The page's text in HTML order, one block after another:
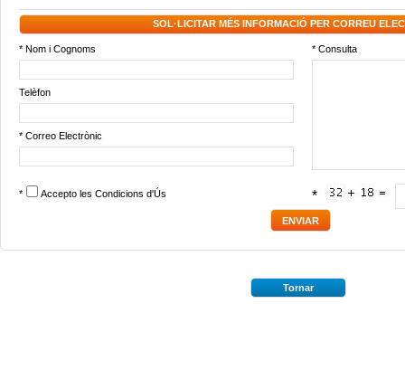
SOL·LICITAR MÉS INFORMACIÓ PER CORREU
* Nom i Cognoms * Consulta
Telèfon
* Correo Electrònic
* Accepto les Condicions d'Ús *
Tornar